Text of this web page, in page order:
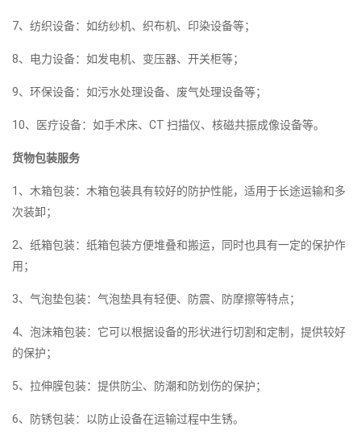
7、纺织设备：如纺纱机、织布机、印染设备等；
8、电力设备：如发电机、变压器、开关柜等；
9、环保设备：如污水处理设备、废气处理设备等；
10、医疗设备：如手术床、CT 扫描仪、核磁共振成像设备等。
货物包装服务
1、木箱包装：木箱包装具有较好的防护性能，适用于长途运输和多
次装卸；
2、纸箱包装：纸箱包装方便堆叠和搬运，同时也具有一定的保护作
用；
3、气泡垫包装：气泡垫具有轻便、防震、防摩擦等特点；
4、泡沫箱包装：它可以根据设备的形状进行切割和定制，提供较好
的保护；
5、拉伸膜包装：提供防尘、防潮和防划伤的保护；
6、防锈包装：以防止设备在运输过程中生锈。